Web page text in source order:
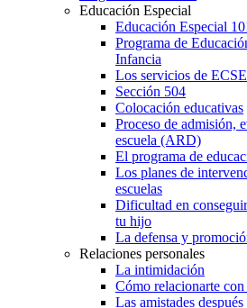
Educación Especial
Educación Especial
Programa de
Infancia
Los servicios de ECSE
Sección 504
Colocación educativas
Proceso de admisión,
escuela (ARD)
El programa de
Los planes de
escuelas
Dificultad en
tu hijo
La defensa y
Relaciones personales
La intimidación
Cómo relacionarte
Las amistades